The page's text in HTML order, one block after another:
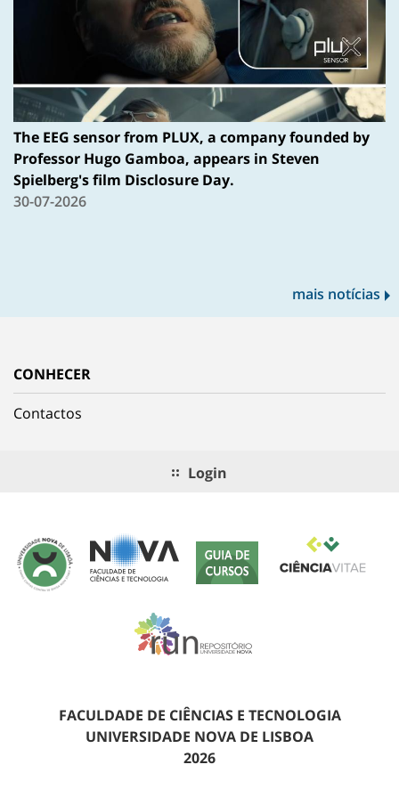
The EEG sensor from PLUX, a company founded by
Professor Hugo Gamboa, appears in Steven
Spielberg's film Disclosure Day.
30-07-2026
mais notícias
CONHECER
Contactos
Login
FACULDADE DE CIÊNCIAS E TECNOLOGIA
UNIVERSIDADE NOVA DE LISBOA
2026